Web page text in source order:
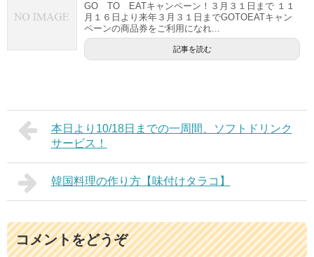
GO TO EATキャンペーン！３月３１日まで １１
月１６日より来年３月３１日までGOTOEATキャン
ペーンの商品券をご利用になれ...
記事を読む
本日より10/18日までの一周間、ソフトドリンク
サービス！
韓国料理の作り方【味付けタラコ】
コメントをどうぞ